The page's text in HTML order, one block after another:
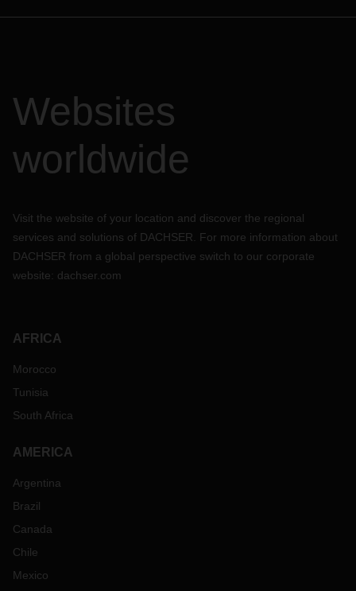
Websites
worldwide
Visit the website of your location and discover the regional
services and solutions of DACHSER. For more information about
DACHSER from a global perspective switch to our corporate
website: dachser.com
AFRICA
Morocco
Tunisia
South Africa
AMERICA
Argentina
Brazil
Canada
Chile
Mexico